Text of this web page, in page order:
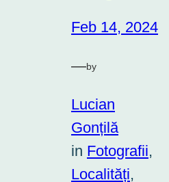
Feb 14, 2024
—by
Lucian
Gonțilă
in Fotografii
Localități